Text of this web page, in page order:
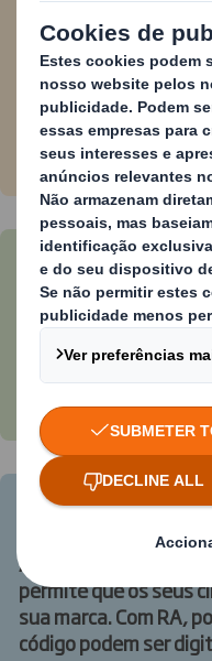
Gravação em
Este processo faz
acrescentando uma
não só visualmente,
elemento adicional
inesquecível para o
Impressão
O design e a
podem fazer a
interior da
A nossa tecnologia
permite que os seus
sua marca. Com RA,
código podem ser